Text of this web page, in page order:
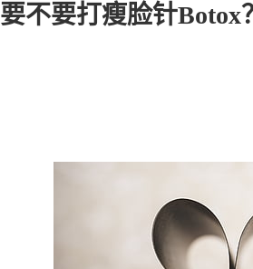
要不要打瘦脸针Botox